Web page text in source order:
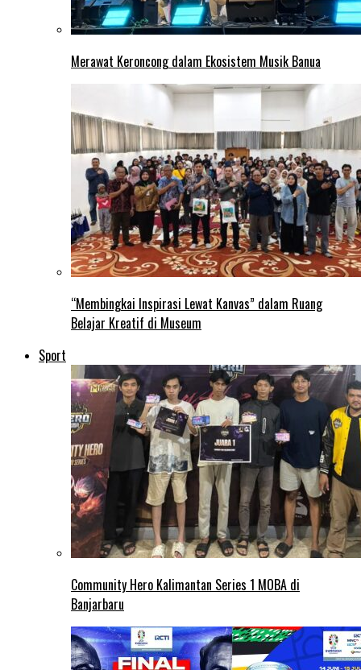
Merawat Keroncong dalam Ekosistem Musik Banua
“Membingkai Inspirasi Lewat Kanvas” dalam Ruang
Belajar Kreatif di Museum
Sport
Community Hero Kalimantan Series 1 MOBA di
Banjarbaru